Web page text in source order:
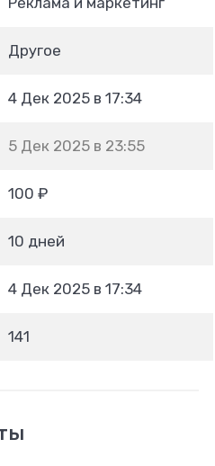
Другое
4 Дек 2025 в 17:34
5 Дек 2025 в 23:55
100 ₽
10 дней
4 Дек 2025 в 17:34
141